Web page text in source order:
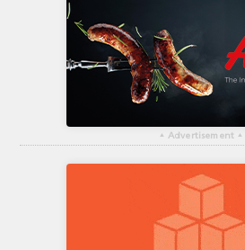
▴ Advertisement ▴